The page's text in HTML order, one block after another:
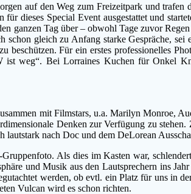
auf den Weg zum Freizeitpark und
dieses Special Event ausgestattet und
Tag über – obwohl Tage zuvor
gleich zu Anfang starke Gespräche,
Für ein erstes professionelles
weg“. Bei Lorraines Kuchen für Onkel
mit Filmstars, u.a. Marilyn Monroe,
Denken zur Verfügung zu
nach Doc und dem DeLorean
Als dies im Kasten war,
und Musik aus den Lautsprechern ins
werden, ob evtl. ein Platz für uns in
Vulcan wird es schon richten.